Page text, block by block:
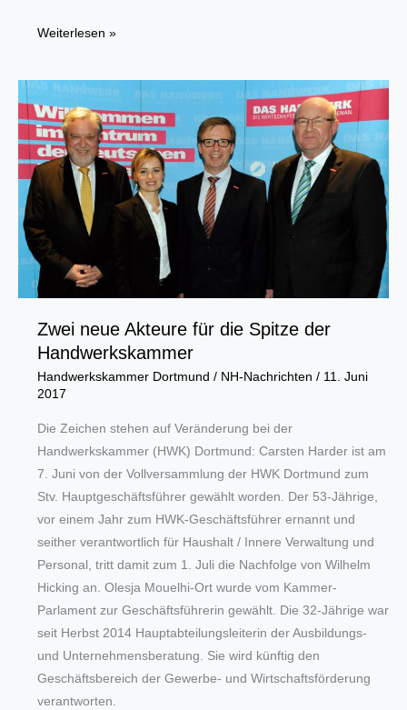
Meilenstein
Emscher-
Umbau:
Unterirdischer
Vortrieb
des
Abwasserkanals
abgeschlossen
Weiterlesen »
Zwei neue Akteure für die Spitze der
Handwerkskammer
Handwerkskammer Dortmund / NH-Nachrichten / 11. Juni
2017
Die Zeichen stehen auf Veränderung bei der
Handwerkskammer (HWK) Dortmund: Carsten Harder ist am
7. Juni von der Vollversammlung der HWK Dortmund zum
Stv. Hauptgeschäftsführer gewählt worden. Der 53-Jährige,
vor einem Jahr zum HWK-Geschäftsführer ernannt und
seither verantwortlich für Haushalt / Innere Verwaltung und
Personal, tritt damit zum 1. Juli die Nachfolge von Wilhelm
Hicking an. Olesja Mouelhi-Ort wurde vom Kammer-
Parlament zur Geschäftsführerin gewählt. Die 32-Jährige war
seit Herbst 2014 Hauptabteilungsleiterin der Ausbildungs-
und Unternehmensberatung. Sie wird künftig den
Geschäftsbereich der Gewerbe- und Wirtschaftsförderung
verantworten.